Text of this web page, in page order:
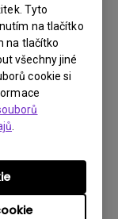
Tyto
na tlačítko
na tlačítko
všechny jiné
cookie si
někdy
na
donglu